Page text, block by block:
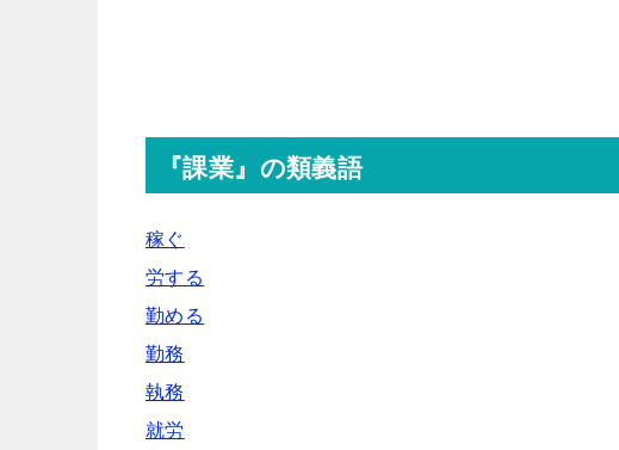
『課業』の類義語
稼ぐ
労する
勤める
勤務
執務
就労